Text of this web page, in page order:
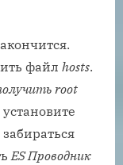
файл hosts.
root
ES Проводник